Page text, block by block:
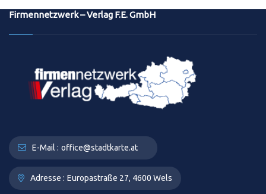
Firmennetzwerk – Verlag F.E. GmbH
E-Mail : office@stadtkarte.at
Adresse : Europastraße 27, 4600 Wels